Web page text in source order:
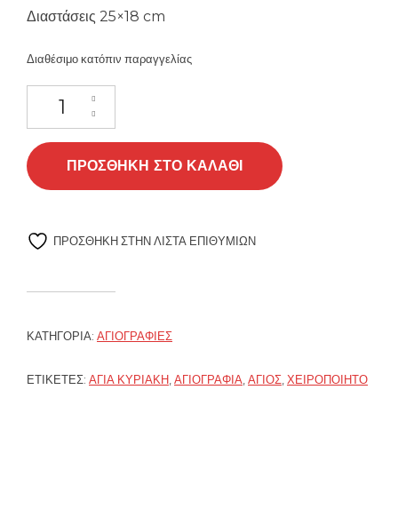
Διαστάσεις 25×18 cm
Διαθέσιμο κατόπιν παραγγελίας
ΠΡΟΣΘΉΚΗ ΣΤΟ ΚΑΛΆΘΙ
ΠΡΌΣΘΉΚΗ ΣΤΗΝ ΛΊΣΤΑ ΕΠΙΘΥΜΙΏΝ
ΚΑΤΗΓΟΡΊΑ: ΑΓΙΟΓΡΑΦΊΕΣ
ΕΤΙΚΈΤΕΣ: ΑΓΊΑ ΚΥΡΙΑΚΉ ΑΓΙΟΓΡΑΦΊΑ ΆΓΙΟΣ ΧΕΙΡΟΠΟΊΗΤΟ